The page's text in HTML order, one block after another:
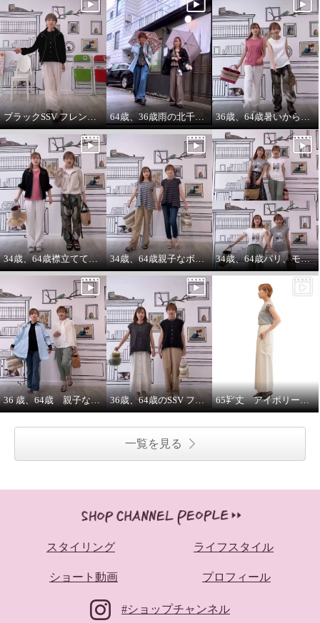
ブラックSSV フレンチシャツにブラックブルゾン so cool! 64歳、36歳雨の北千住迷路散歩 36歳、64歳暑いから ノースリーブ必須‼️暑いから腕は出す‼️
34歳、64歳襟立ててブルゾンを着る えっ？襟立てない？ 34歳、64歳親子なボーダーコーデstyle^_^ 34歳、64歳パリ、モンマルトルの階段プリントカットソーを着る。
36 歳、64歳 親子な年齢差コーデ 36歳、64歳のSSV フレンチスリーブシャツはジレにもなります。 65㌢丈 アイボリーワイドパンツは、シルエット、履き心地ピカイチ
一覧を見る
スタイリング ライフスタイル
ショート動画 プロフィール
#ショップチャンネル